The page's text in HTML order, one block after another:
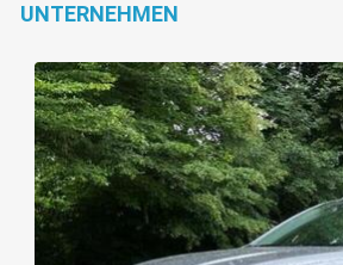
UNTERNEHMEN